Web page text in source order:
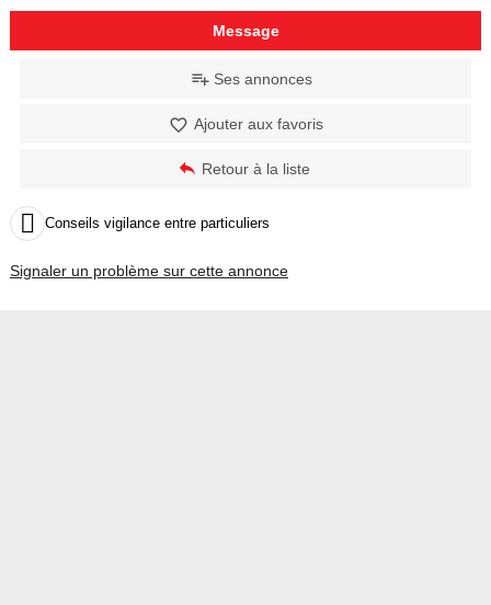
Message
Ses annonces
Ajouter aux favoris
Retour à la liste
 Conseils vigilance entre particuliers
Signaler un problème sur cette annonce